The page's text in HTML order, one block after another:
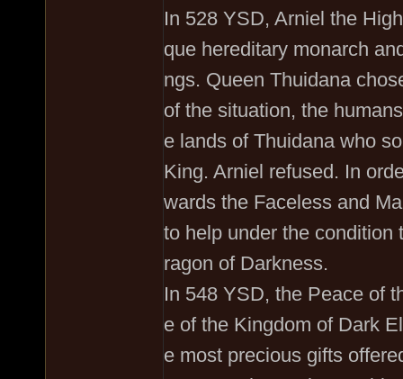
In 528 YSD, Arniel the
que hereditary monarch
ngs. Queen Thuidana
of the situation, the
e lands of Thuidana who
King. Arniel refused. In
wards the Faceless and
to help under the condition
ragon of Darkness.
In 548 YSD, the Peace of
e of the Kingdom of Dark
e most precious gifts